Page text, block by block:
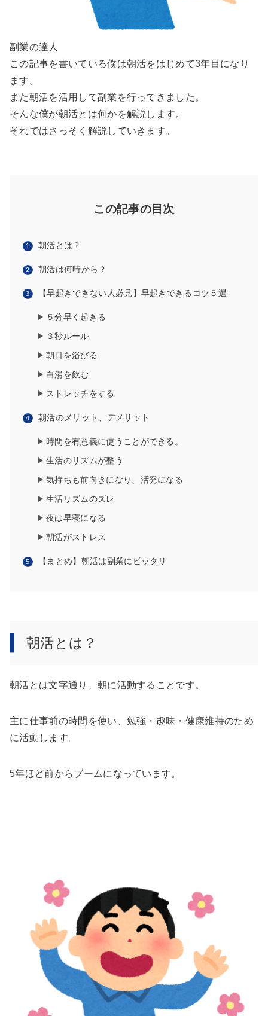
副業の達人
この記事を書いている僕は朝活をはじめて3年目になり
ます。
また朝活を活用して副業を行ってきました。
そんな僕が朝活とは何かを解説します。
それではさっそく解説していきます。
この記事の目次
朝活とは？
朝活は何時から？
【早起きできない人必見】早起きできるコツ５選
５分早く起きる
３秒ルール
朝日を浴びる
白湯を飲む
ストレッチをする
朝活のメリット、デメリット
時間を有意義に使うことができる。
生活のリズムが整う
気持ちも前向きになり、活発になる
生活リズムのズレ
夜は早寝になる
朝活がストレス
【まとめ】朝活は副業にピッタリ
朝活とは？
朝活とは文字通り、朝に活動することです。
主に仕事前の時間を使い、勉強・趣味・健康維持のため
に活動します。
5年ほど前からブームになっています。